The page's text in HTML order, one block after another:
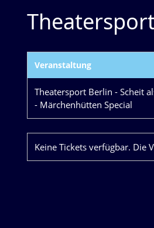
Veranstaltung
Theatersport Berlin - Scheit
- Märchenhütten Special
Keine Tickets verfügbar. Die